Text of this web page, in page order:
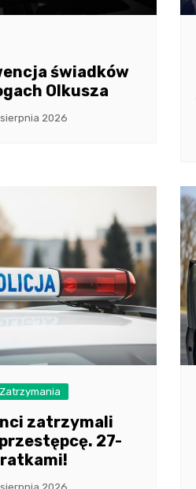
świadków
Olkusza
2026
Zatrzymania
zatrzymali
27-